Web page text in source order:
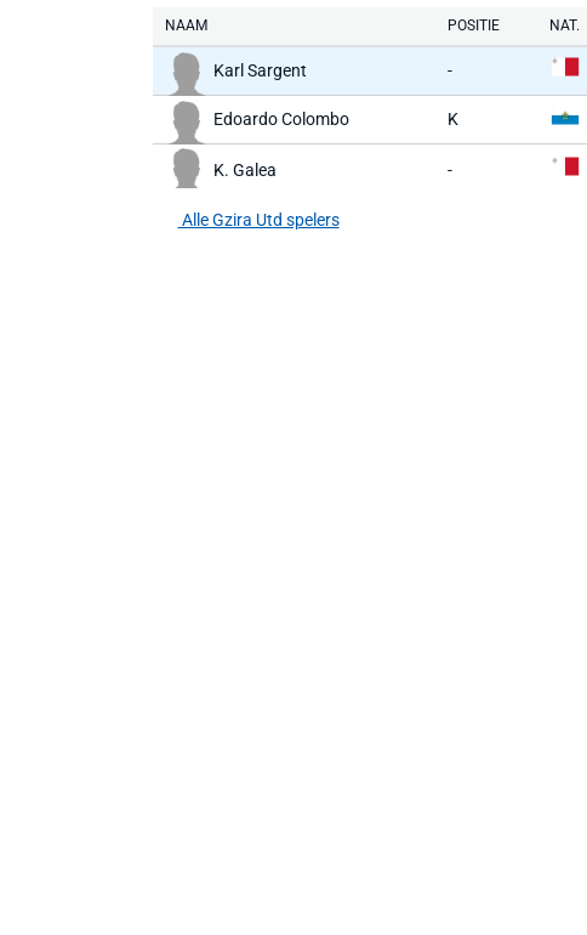
NAAM POSITIE NAT.
Karl Sargent -
Edoardo Colombo K
K. Galea -
Alle Gzira Utd spelers